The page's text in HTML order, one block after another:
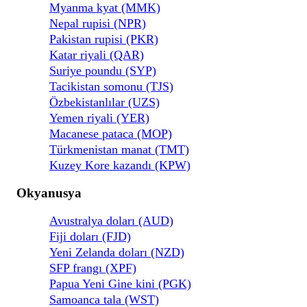
Myanma kyat (MMK)
Nepal rupisi (NPR)
Pakistan rupisi (PKR)
Katar riyali (QAR)
Suriye poundu (SYP)
Tacikistan somonu (TJS)
Özbekistanlılar (UZS)
Yemen riyali (YER)
Macanese pataca (MOP)
Türkmenistan manat (TMT)
Kuzey Kore kazandı (KPW)
Okyanusya
Avustralya doları (AUD)
Fiji doları (FJD)
Yeni Zelanda doları (NZD)
SFP frangı (XPF)
Papua Yeni Gine kini (PGK)
Samoanca tala (WST)